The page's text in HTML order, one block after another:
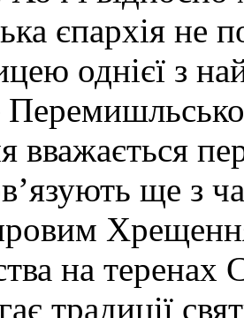
єпархія не
однієї з
вважається
ще з
на теренах
традиції